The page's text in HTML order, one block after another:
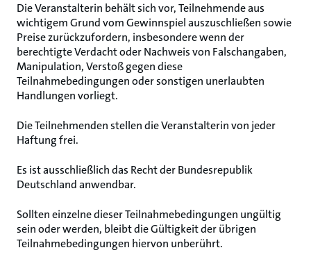
Die Veranstalterin behält sich vor, Teilnehmende aus
wichtigem Grund vom Gewinnspiel auszuschließen sowie
Preise zurückzufordern, insbesondere wenn der
berechtigte Verdacht oder Nachweis von Falschangaben,
Manipulation, Verstoß gegen diese
Teilnahmebedingungen oder sonstigen unerlaubten
Handlungen vorliegt.
Die Teilnehmenden stellen die Veranstalterin von jeder
Haftung frei.
Es ist ausschließlich das Recht der Bundesrepublik
Deutschland anwendbar.
Sollten einzelne dieser Teilnahmebedingungen ungültig
sein oder werden, bleibt die Gültigkeit der übrigen
Teilnahmebedingungen hiervon unberührt.